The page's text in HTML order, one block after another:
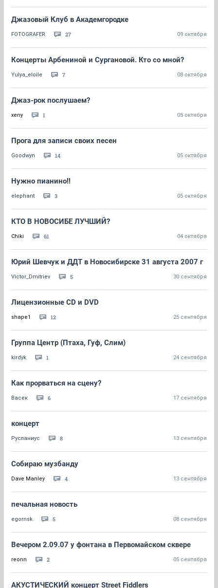
Джазовый Клуб в Академгородке
FOTOGRAFER 27 09 октября
Концерты Арбениной и Сургановой. Кто со мной?
Yulya_eloile 7 08 октября
Джаз-рок послушаем?
xeny 1 05 октября
Прога для записи своих песен
Goodwyn 14 05 октября
Нужно пианино!!
elephant 3 05 октября
КТО В НОВОСИБЕ ЛУЧШИЙ?
Chiki 61 04 октября
Юрий Шевчук и ДДТ в Новосибирске 31 августа 2007 г
Victor_Dmitriev 5 30 сентября
Лицензионные CD и DVD
shape1 12 25 сентября
Группа Центр (Птаха, Гуф, Слим)
kirdyk 1 24 сентября
Как прорваться на сцену?
Васек 6 17 сентября
концерт
Русланиус 8 13 сентября
Собираю музбанду
Dave Manley 4 13 сентября
печальная новость
egornsk 5 08 сентября
Вечером 2.09.07 у фонтана в Первомайском сквере
reonn 2 05 сентября
АКУСТИЧЕСКИЙ концерт Street Fiddlers